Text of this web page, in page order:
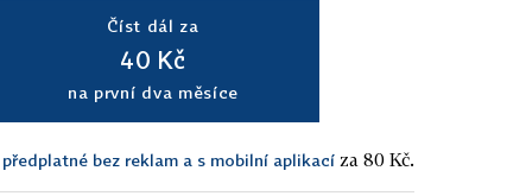
Číst dál za
40 Kč
na první dva měsíce
předplatné bez reklam a s mobilní aplikací za 80 Kč.